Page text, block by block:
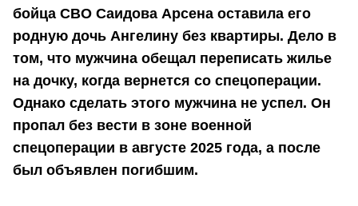
бойца СВО Саидова Арсена оставила его
родную дочь Ангелину без квартиры. Дело в
том, что мужчина обещал переписать жилье
на дочку, когда вернется со спецоперации.
Однако сделать этого мужчина не успел. Он
пропал без вести в зоне военной
спецоперации в августе 2025 года, а после
был объявлен погибшим.